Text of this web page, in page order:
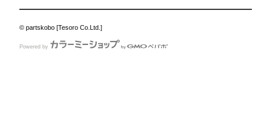
© partskobo [Tesoro Co.Ltd.]
Powered by